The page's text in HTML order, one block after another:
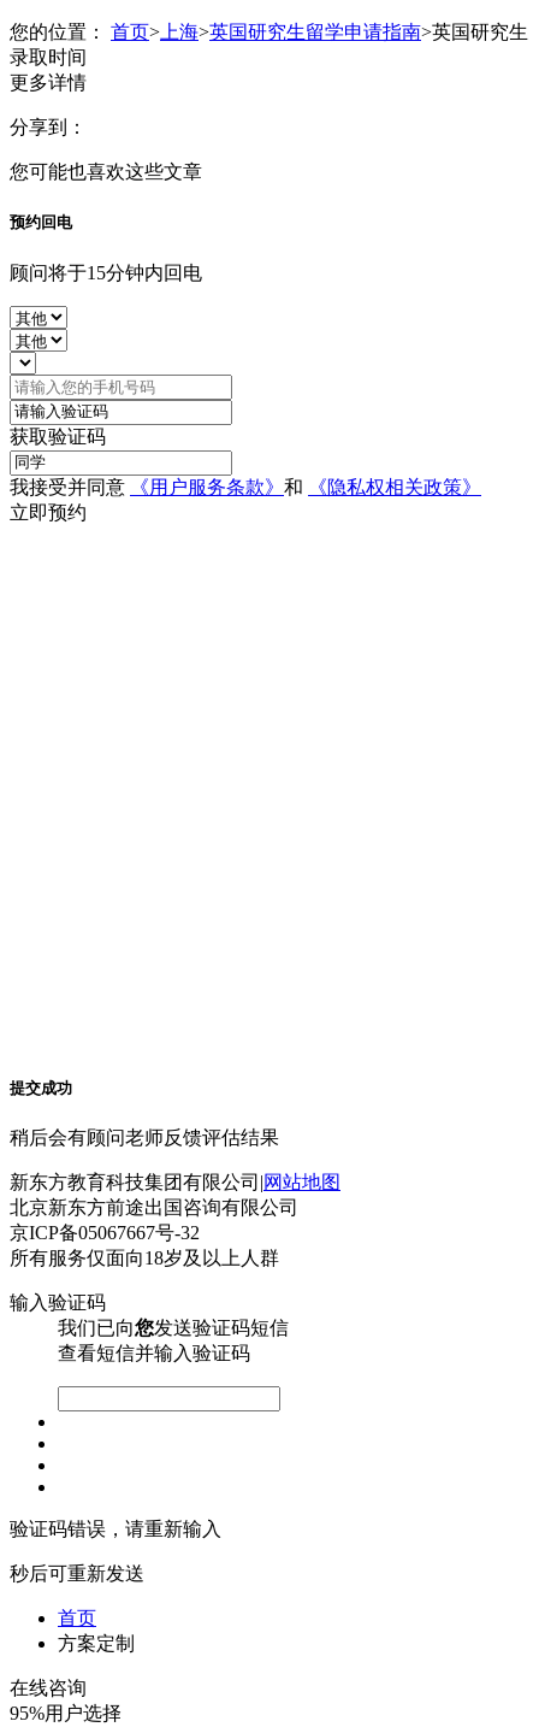
您的位置： 首页> 上海>英国研究生留学申请指南>英国研究生
录取时间
更多详情
分享到：
您可能也喜欢这些文章
预约回电
顾问将于15分钟内回电
获取验证码
我接受并同意 《用户服务条款》 和
《隐私权相关政策》
立即预约
提交成功
稍后会有顾问老师反馈评估结果
新东方教育科技集团有限公司|网站地图
北京新东方前途出国咨询有限公司
京ICP备05067667号-32
所有服务仅面向18岁及以上人群
输入验证码
我们已向您发送验证码短信
查看短信并输入验证码
验证码错误，请重新输入
秒后可重新发送
首页
方案定制
在线咨询
95%用户选择